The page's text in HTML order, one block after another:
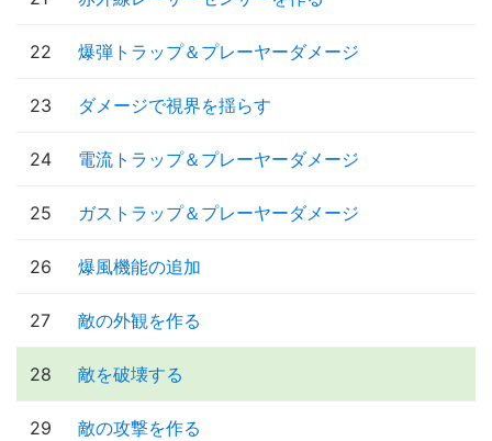
22 爆弾トラップ＆プレーヤーダメージ
23 ダメージで視界を揺らす
24 電流トラップ＆プレーヤーダメージ
25 ガストラップ＆プレーヤーダメージ
26 爆風機能の追加
27 敵の外観を作る
28 敵を破壊する
29 敵の攻撃を作る